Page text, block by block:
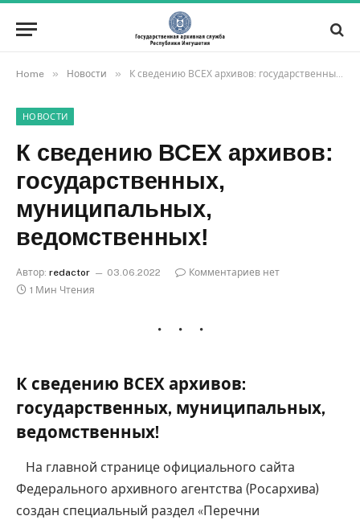
Home » Новости » К сведению ВСЕХ архивов: государственных, муниципальных, ведомственных!
НОВОСТИ
К сведению ВСЕХ архивов:
государственных,
муниципальных,
ведомственных!
Автор: redactor 03.06.2022
Комментариев нет
1 Мин Чтения
К сведению ВСЕХ архивов:
государственных, муниципальных,
ведомственных!
На главной странице официального сайта
Федерального архивного агентства (Росархива)
создан специальный раздел «Перечни